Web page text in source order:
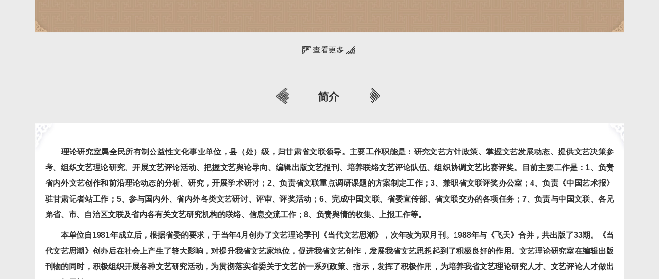
查看更多
简介
理论研究室属全民所有制公益性文化事业单位，县（处）级，归甘肃省文联领导。主要工作职能是：研究文艺方针政策、掌握文艺发展动态、提供文艺决策参
考、组织文艺理论研究、开展文艺评论活动、把握文艺舆论导向、编辑出版文艺报刊、培养联络文艺评论队伍、组织协调文艺比赛评奖。目前主要工作是：1、负责
省内外文艺创作和前沿理论动态的分析、研究，开展学术研讨；2、负责省文联重点调研课题的方案制定工作；3、兼职省文联评奖办公室；4、负责《中国艺术报》
驻甘肃记者站工作；5、参与国内外、省内外各类文艺研讨、评审、评奖活动；6、完成中国文联、省委宣传部、省文联交办的各项任务；7、负责与中国文联、各兄
弟省、市、自治区文联及省内各有关文艺研究机构的联络、信息交流工作；8、负责舆情的收集、上报工作等。
本单位自1981年成立后，根据省委的要求，于当年4月创办了文艺理论季刊《当代文艺思潮》，次年改为双月刊。1988年与《飞天》合并，共出版了33期。《当
代文艺思潮》创办后在社会上产生了较大影响，对提升我省文艺家地位，促进我省文艺创作，发展我省文艺思想起到了积极良好的作用。文艺理论研究室在编辑出版
刊物的同时，积极组织开展各种文艺研究活动，为贯彻落实省委关于文艺的一系列政策、指示，发挥了积极作用，为培养我省文艺理论研究人才、文艺评论人才做出